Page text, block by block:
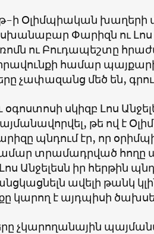
ի Օլիմպիական խաղերի
Փարիզն ու Լոս
ու Բուդապեշտը
համար
չափազանց մեծ են,
սկիզբ Լոս
թե ով է
պնդում էր, որ
տրամադրված հողը
Անջելեսն իր հերթին
ավելի թանկ
կարող է այդպիսի
չկարողանային